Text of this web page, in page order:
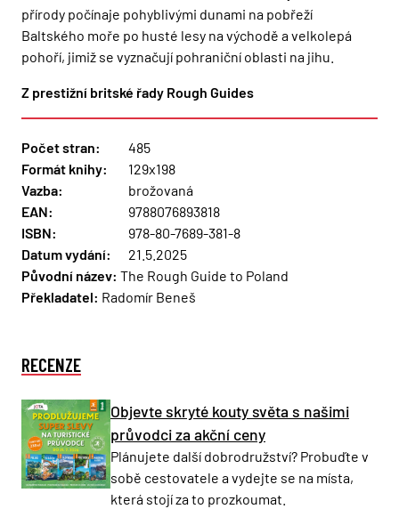
přírody počínaje pohyblivými dunami na pobřeží
Baltského moře po husté lesy na východě a velkolepá
pohoří, jimiž se vyznačují pohraniční oblasti na jihu.
Z prestižní britské řady Rough Guides
Počet stran:
485
Formát knihy:
129x198
Vazba:
brožovaná
EAN:
9788076893818
ISBN:
978-80-7689-381-8
Datum vydání:
21.5.2025
Původní název: The Rough Guide to Poland
Překladatel: Radomír Beneš
RECENZE
Objevte skryté kouty světa s našimi
průvodci za akční ceny
Plánujete další dobrodružství? Probuďte v
sobě cestovatele a vydejte se na místa,
která stojí za to prozkoumat.